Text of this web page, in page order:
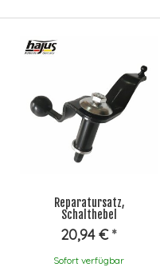
Reparatursatz,
Schalthebel
20,94 € *
Sofort verfügbar